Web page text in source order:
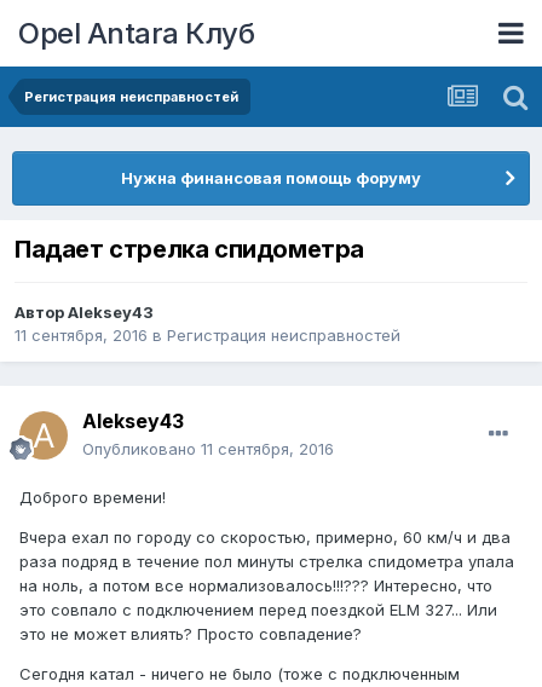
Opel Antara Клуб
Регистрация неисправностей
Нужна финансовая помощь форуму
Падает стрелка спидометра
АвторAleksey43
11 сентября, 2016 в Регистрация неисправностей
Aleksey43
Опубликовано 11 сентября, 2016
Доброго времени!
Вчера ехал по городу со скоростью, примерно, 60 км/ч и два
раза подряд в течение пол минуты стрелка спидометра упала
на ноль, а потом все нормализовалось!!!??? Интересно, что
это совпало с подключением перед поездкой ELM 327... Или
это не может влиять? Просто совпадение?
Сегодня катал - ничего не было (тоже с подключенным